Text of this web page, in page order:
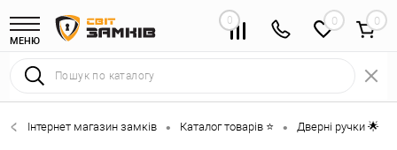
МЕНЮ
0 0
Інтернет магазин замків • Каталог товарів ⭐ • Дверні ручки 🌟